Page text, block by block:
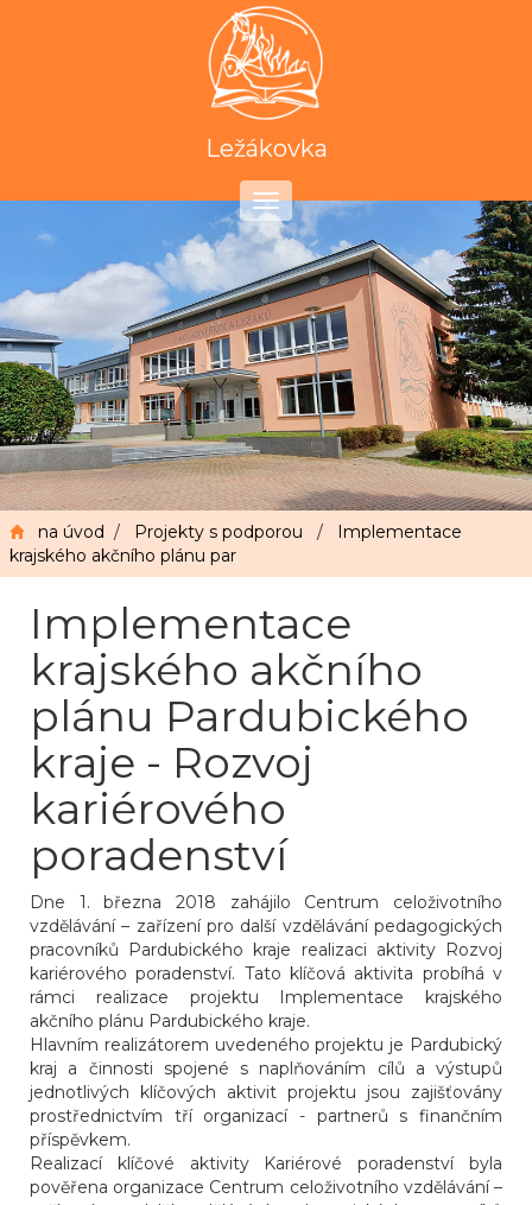
Ležákovka
Toggle
navigation
na úvod / Projekty s podporou / Implementace
krajského akčního plánu par
Implementace
krajského akčního
plánu Pardubického
kraje - Rozvoj
kariérového
poradenství
Dne 1. března 2018 zahájilo Centrum celoživotního
vzdělávání – zařízení pro další vzdělávání pedagogických
pracovníků Pardubického kraje realizaci aktivity Rozvoj
kariérového poradenství. Tato klíčová aktivita probíhá v
rámci realizace projektu Implementace krajského
akčního plánu Pardubického kraje.
Hlavním realizátorem uvedeného projektu je Pardubický
kraj a činnosti spojené s naplňováním cílů a výstupů
jednotlivých klíčových aktivit projektu jsou zajišťovány
prostřednictvím tří organizací - partnerů s finančním
příspěvkem.
Realizací klíčové aktivity Kariérové poradenství byla
pověřena organizace Centrum celoživotního vzdělávání –